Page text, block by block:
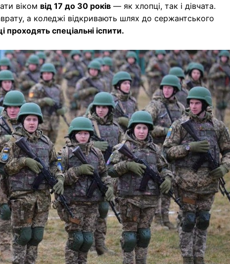
віком від 17 до 30 років — як хлопці, так і дівчата.
а коледжі відкривають шлях до сержантського
проходять спеціальні іспити.